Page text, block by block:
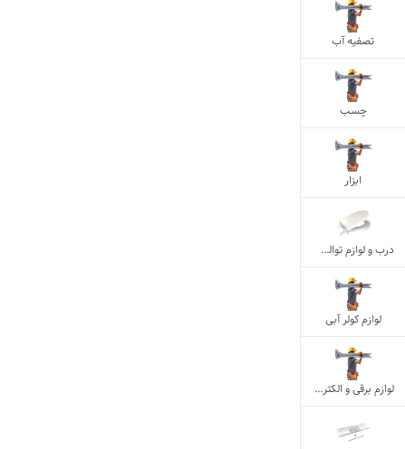
تصفیه آب
چسب
ابزار
درب و لوازم توالت فرنگی
لوازم کولر آبی
لوازم برقی و الکتریکی